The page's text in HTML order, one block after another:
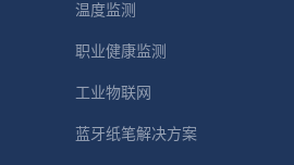
温度监测
职业健康监测
工业物联网
蓝牙纸笔解决方案